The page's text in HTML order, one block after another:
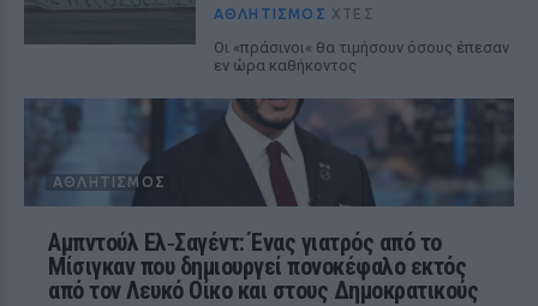
ΑΘΛΗΤΙΣΜΌΣ ΧΤΕΣ
Οι «πράσινοι« θα τιμήσουν όσους έπεσαν
εν ώρα καθήκοντος
ΑΘΛΗΤΙΣΜΌΣ
Αμπντούλ Ελ‑Σαγέντ: Ένας γιατρός από το
Μίσιγκαν που δημιουργεί πονοκέφαλο εκτός
από τον Λευκό Οίκο και στους Δημοκρατικούς